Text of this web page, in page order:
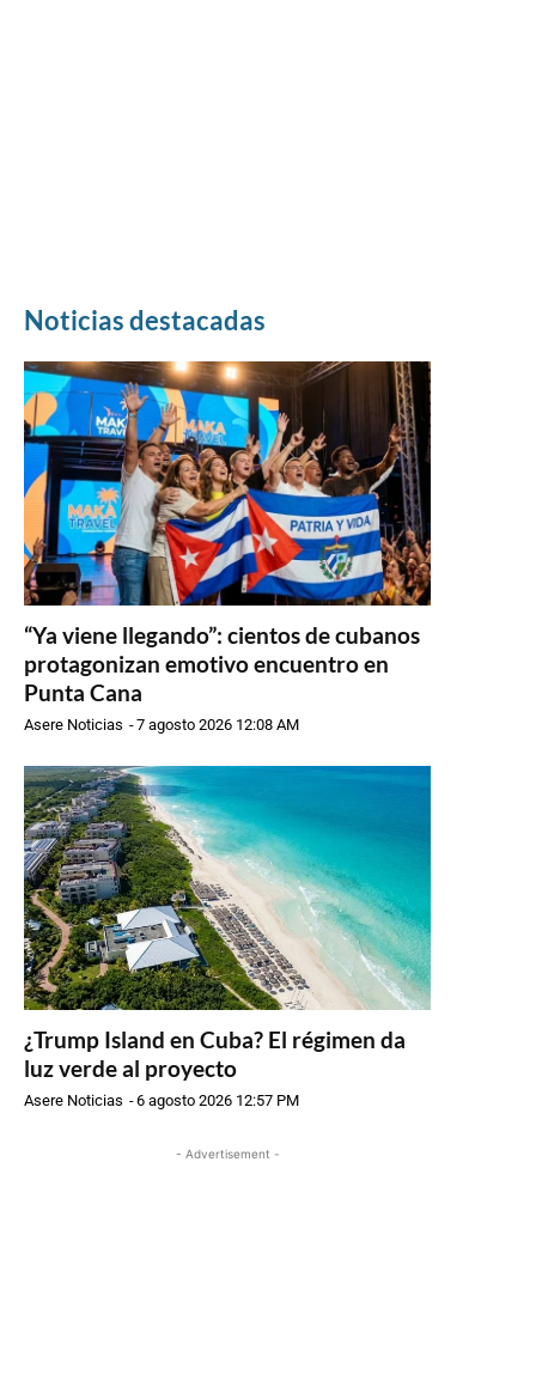
Noticias destacadas
“Ya viene llegando”: cientos de cubanos
protagonizan emotivo encuentro en
Punta Cana
Asere Noticias -7 agosto 2026 12:08 AM
¿Trump Island en Cuba? El régimen da
luz verde al proyecto
Asere Noticias -6 agosto 2026 12:57 PM
- Advertisement -